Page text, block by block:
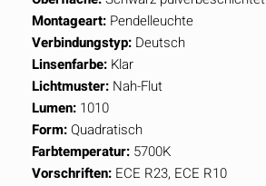
Montageart: Pendelleuchte
Verbindungstyp: Deutsch
Linsenfarbe: Klar
Lichtmuster: Nah-Flut
Lumen: 1010
Form:Quadratisch
Farbtemperatur: 5700K
Vorschriften: ECE R23, ECE R10